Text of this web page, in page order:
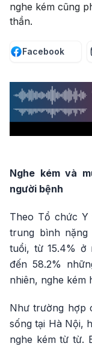
nghe kém cũng
thần.
Facebook
Nghe kém và
người bệnh
Theo Tổ chức Y
trung bình
tuổi, từ 15.4% ở
đến 58.2%
nhiên, nghe kém
Như trường hợp
sống tại Hà Nội,
nghe kém từ từ.